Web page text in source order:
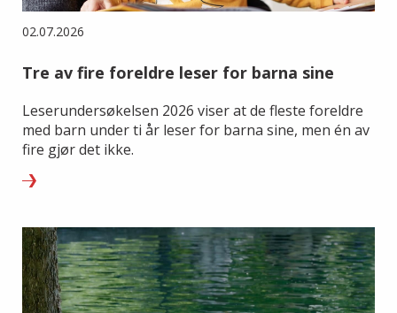
02.07.2026
Tre av fire foreldre leser for barna sine
Leserundersøkelsen 2026 viser at de fleste foreldre
med barn under ti år leser for barna sine, men én av
fire gjør det ikke.